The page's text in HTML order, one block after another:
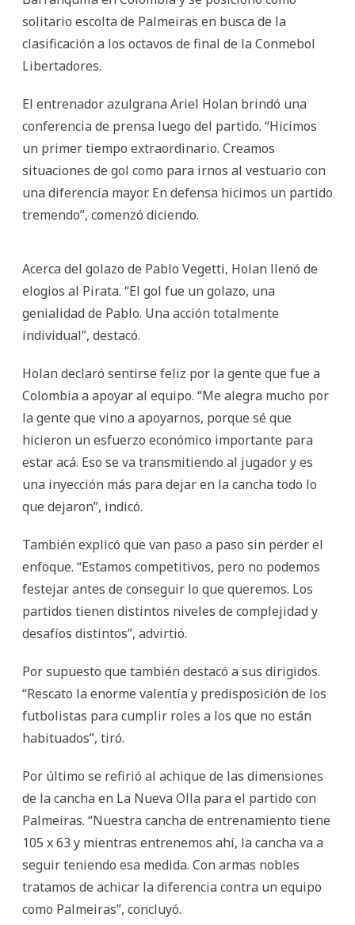
solitario escolta de Palmeiras en busca de la
clasificación a los octavos de final de la Conmebol
Libertadores.
El entrenador azulgrana Ariel Holan brindó una
conferencia de prensa luego del partido. “Hicimos
un primer tiempo extraordinario. Creamos
situaciones de gol como para irnos al vestuario con
una diferencia mayor. En defensa hicimos un partido
tremendo”, comenzó diciendo.
Acerca del golazo de Pablo Vegetti, Holan llenó de
elogios al Pirata. “El gol fue un golazo, una
genialidad de Pablo. Una acción totalmente
individual”, destacó.
Holan declaró sentirse feliz por la gente que fue a
Colombia a apoyar al equipo. “Me alegra mucho por
la gente que vino a apoyarnos, porque sé que
hicieron un esfuerzo económico importante para
estar acá. Eso se va transmitiendo al jugador y es
una inyección más para dejar en la cancha todo lo
que dejaron”, indicó.
También explicó que van paso a paso sin perder el
enfoque. “Estamos competitivos, pero no podemos
festejar antes de conseguir lo que queremos. Los
partidos tienen distintos niveles de complejidad y
desafíos distintos”, advirtió.
Por supuesto que también destacó a sus dirigidos.
“Rescato la enorme valentía y predisposición de los
futbolistas para cumplir roles a los que no están
habituados”, tiró.
Por último se refirió al achique de las dimensiones
de la cancha en La Nueva Olla para el partido con
Palmeiras. “Nuestra cancha de entrenamiento tiene
105 x 63 y mientras entrenemos ahí, la cancha va a
seguir teniendo esa medida. Con armas nobles
tratamos de achicar la diferencia contra un equipo
como Palmeiras”, concluyó.